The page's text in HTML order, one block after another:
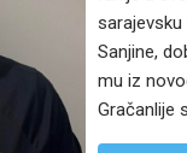
sarajevsku
Sanjine,
mu iz
Gračanlije